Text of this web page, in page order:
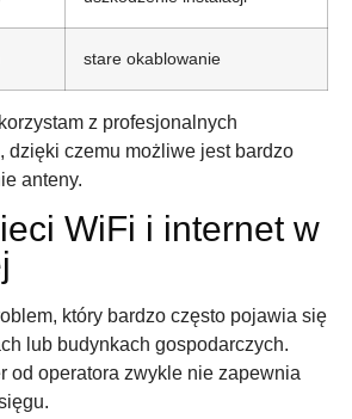
stare okablowanie
z profesjonalnych
dzięki czemu możliwe jest bardzo
anteny.
WiFi i internet w
który bardzo często pojawia się
lub budynkach gospodarczych.
od operatora zwykle nie zapewnia